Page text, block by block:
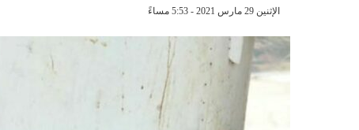
الإثنين 29 مارس 2021 - 5:53 مساءً